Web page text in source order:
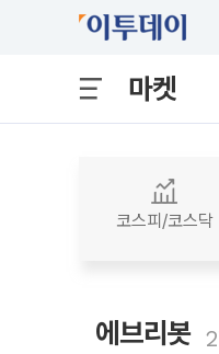
마켓
코스피/코스닥
에브리봇